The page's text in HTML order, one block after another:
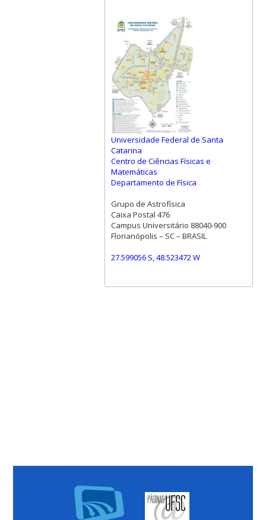
Universidade Federal de Santa
Catarina
Centro de Ciências Físicas e
Matemáticas
Departamento de Física
Grupo de Astrofísica
Caixa Postal 476
Campus Universitário 88040-900
Florianópolis – SC – BRASIL
27.599056 S, 48.523472 W